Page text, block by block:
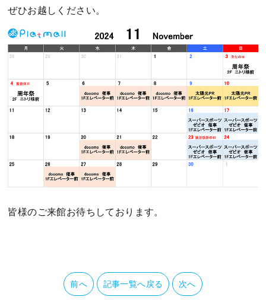
ぜひお越しください。
皆様のご来館お待ちしております。
前へ 記事一覧へ戻る 次へ